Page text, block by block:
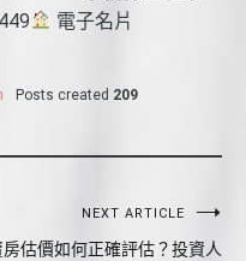
電子名片
Posts created 209
NEXT ARTICLE
房估價如何正確評估？投資人